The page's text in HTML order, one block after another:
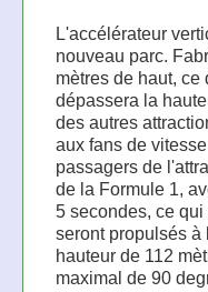
L'accélérateur
nouveau parc.
mètres de haut,
dépassera la
des autres
aux fans de
passagers de
de la Formule 1,
5 secondes, ce
seront propulsés à
hauteur de 112
maximal de 90